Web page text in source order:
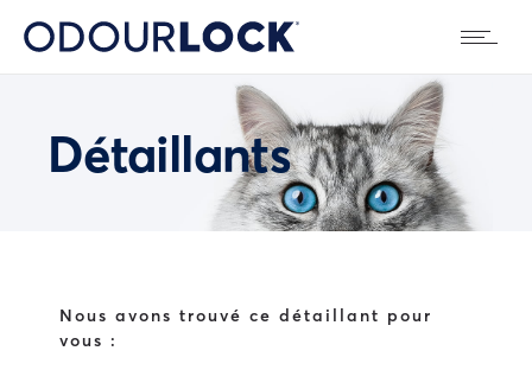
Détaillants
Nous avons trouvé ce détaillant pour
vous :